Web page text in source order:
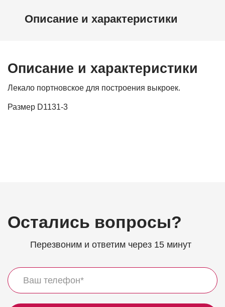
Описание и характеристики
Описание и характеристики
Лекало портновское для построения выкроек.
Размер D1131-3
Остались вопросы?
Перезвоним и ответим через 15 минут